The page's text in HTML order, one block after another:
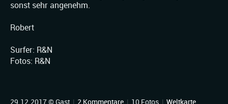
sonst sehr angenehm.
Robert
Surfer: R&N
Fotos: R&N
29.12.2017 © Gast | 2 Kommentare | 10 Fotos | Weltkarte